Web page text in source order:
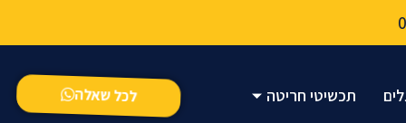
תכשיטי חריטה לכל שאלה